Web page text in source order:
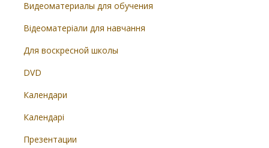
Видеоматериалы для обучения
Відеоматеріали для навчання
Для воскресной школы
DVD
Календари
Календарі
Презентации